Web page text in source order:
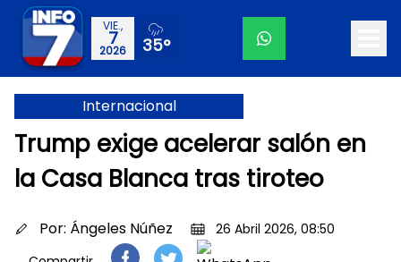
VIE.,
7
2026 35°
Internacional
Trump exige acelerar salón en
la Casa Blanca tras tiroteo
Por: Ángeles Núñez
26 Abril 2026, 08:50